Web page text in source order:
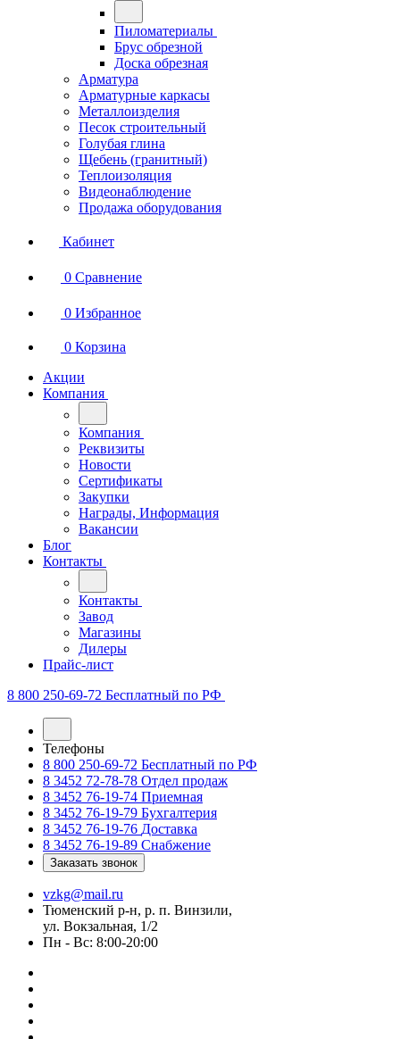
Пиломатериалы
Брус обрезной
Доска обрезная
Арматура
Арматурные каркасы
Металлоизделия
Песок строительный
Голубая глина
Щебень (гранитный)
Теплоизоляция
Видеонаблюдение
Продажа оборудования
Кабинет
0 Сравнение
0 Избранное
0 Корзина
Акции
Компания
Компания
Реквизиты
Новости
Сертификаты
Закупки
Награды, Информация
Вакансии
Блог
Контакты
Контакты
Завод
Магазины
Дилеры
Прайс-лист
8 800 250-69-72 Бесплатный по РФ
Телефоны
8 800 250-69-72 Бесплатный по РФ
8 3452 72-78-78 Отдел продаж
8 3452 76-19-74 Приемная
8 3452 76-19-79 Бухгалтерия
8 3452 76-19-76 Доставка
8 3452 76-19-89 Снабжение
Заказать звонок
vzkg@mail.ru
Тюменский р-н, р. п. Винзили,
ул. Вокзальная, 1/2
Пн - Вс: 8:00-20:00